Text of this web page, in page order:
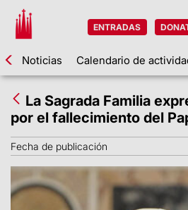
ENTRADAS
Noticias Calendario de
La Sagrada Familia
por el fallecimiento del
Fecha de publicación